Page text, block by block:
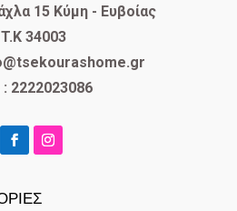
15 Κύμη - Ευβοίας
T.K 34003
: 2222023086